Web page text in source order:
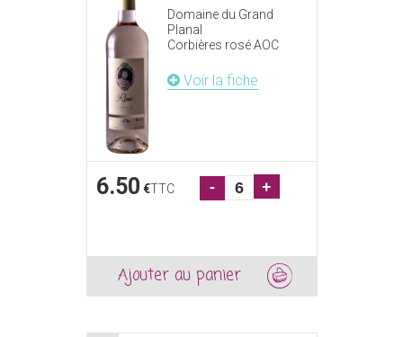
Domaine du Grand
Planal
Corbières rosé AOC
Voir la fiche
6.50 €TTC - +
Ajouter au panier